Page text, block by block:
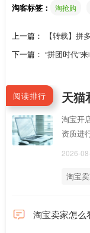
淘客标签： 淘抢购
上一篇：
【转载】拼
下一篇： “拼团时代”
阅读排行
淘宝开
资质进
2026-
淘宝
淘宝卖家怎么